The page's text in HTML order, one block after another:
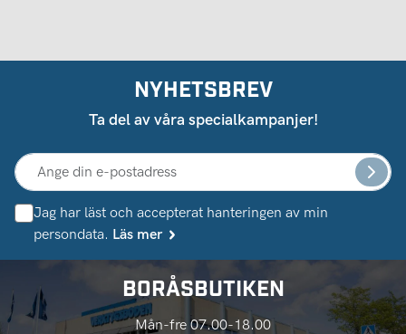
NYHETSBREV
Ta del av våra specialkampanjer!
Jag har läst och accepterat hanteringen av min
persondata. Läs mer
BORÅSBUTIKEN
Mån-fre 07.00-18.00